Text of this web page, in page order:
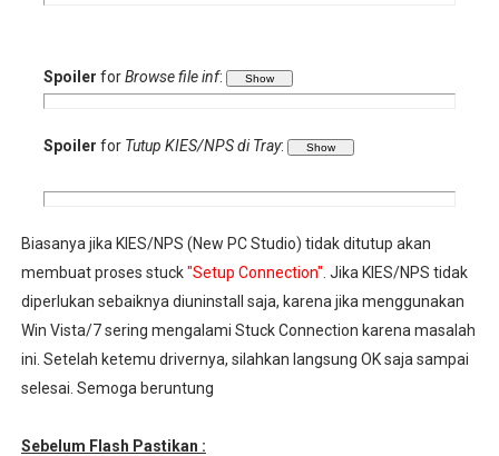
Spoiler forBrowse file inf:
Spoiler for Tutup KIES/NPS di Tray:
Biasanya jika KIES/NPS (New PC Studio) tidak ditutup akan
membuat proses stuck"Setup Connection" . Jika KIES/NPS tidak
diperlukan sebaiknya diuninstall saja, karena jika menggunakan
Win Vista/7 sering mengalami Stuck Connection karena masalah
ini. Setelah ketemu drivernya, silahkan langsung OK saja sampai
selesai. Semoga beruntung
Sebelum Flash Pastikan :